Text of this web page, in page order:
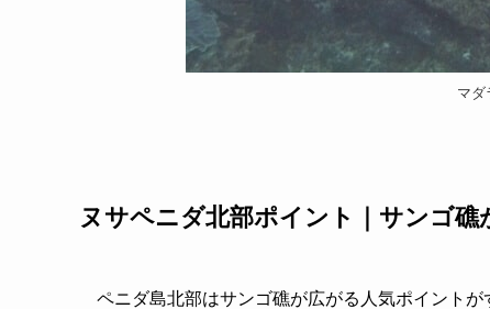
マダ
ヌサペニダ北部ポイント｜サンゴ礁
ペニダ島北部はサンゴ礁が広がる人気ポイントが